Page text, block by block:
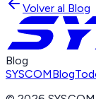
Volver al Blog
Blog
SYSCOMBlog